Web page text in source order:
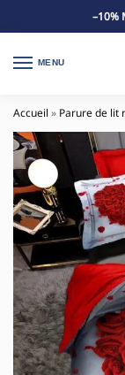
–10%
MENU
Accueil » Parure de lit